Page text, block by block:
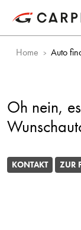
Home Auto
Oh nein,
KONTAKT ZUR